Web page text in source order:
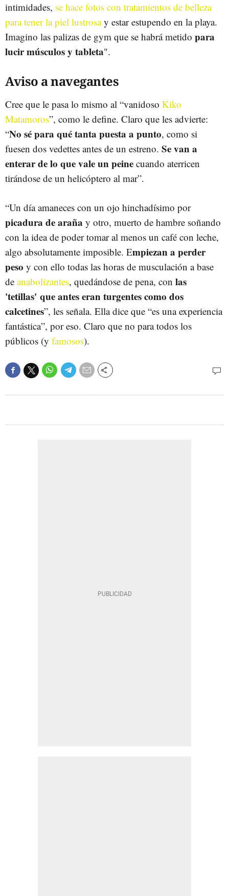
intimidades, se hace fotos con tratamientos de belleza
para tener la piel lustrosay estar estupendo en la playa.
Imagino las palizas de gym que se habrá metido para
lucir músculos y tableta".
Aviso a navegantes
Cree que le pasa lo mismo al “vanidoso Kiko
Matamoros”, como le define. Claro que les advierte:
“No sé para qué tanta puesta a punto, como si
fuesen dos vedettes antes de un estreno. Se van a
enterar de lo que vale un peine cuando aterricen
tirándose de un helicóptero al mar”.
“Un día amaneces con un ojo hinchadísimo por
picadura de araña y otro, muerto de hambre soñando
con la idea de poder tomar al menos un café con leche,
algo absolutamente imposible. Empiezan a perder
peso y con ello todas las horas de musculación a base
de anabolizantes, quedándose de pena, con las
'tetillas' que antes eran turgentes como dos
calcetines”, les señala. Ella dice que “es una experiencia
fantástica”, por eso. Claro que no para todos los
públicos (y famosos).